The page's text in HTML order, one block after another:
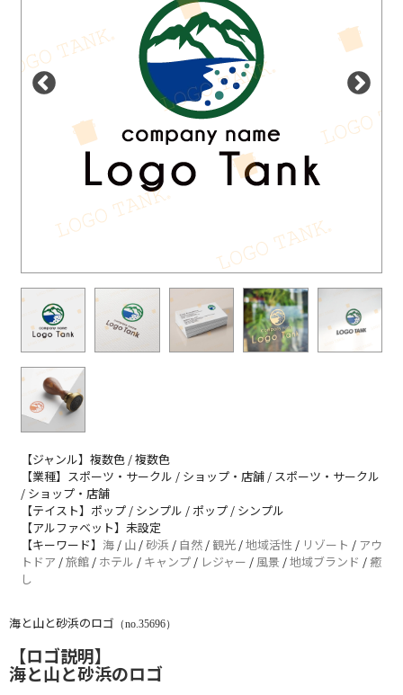
【ジャンル】複数色 / 複数色
【業種】スポーツ・サークル / ショップ・店舗 / スポーツ・サークル
/ ショップ・店舗
【テイスト】ポップ / シンプル / ポップ / シンプル
【アルファベット】未設定
【キーワード】 海 / 山 /砂浜 / 自然 / 観光 /地域活性 / リゾート / アウ
トドア /旅館 / ホテル / キャンプ / レジャー / 風景 /地域ブランド /癒
し
海と山と砂浜のロゴ （no.35696）
【ロゴ説明】
海と山と砂浜のロゴ